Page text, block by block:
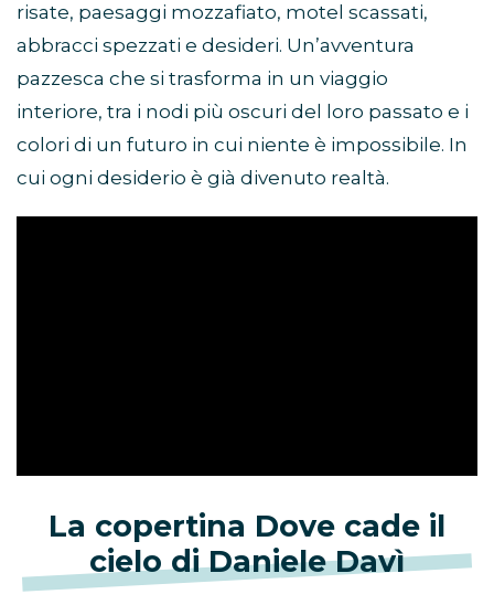
risate, paesaggi mozzafiato, motel scassati,
abbracci spezzati e desideri. Un’avventura
pazzesca che si trasforma in un viaggio
interiore, tra i nodi più oscuri del loro passato e i
colori di un futuro in cui niente è impossibile. In
cui ogni desiderio è già divenuto realtà.
La copertina Dove cade il
cielo di Daniele Davì